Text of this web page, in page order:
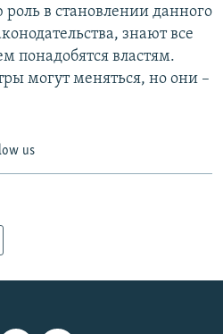
в становлении данного
знают все
понадобятся властям.
могут меняться, но они –
us